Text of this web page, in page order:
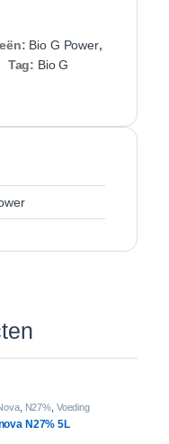
Bio G Power,
Tag: Bio G
, N27% Voeding
N27% 5L